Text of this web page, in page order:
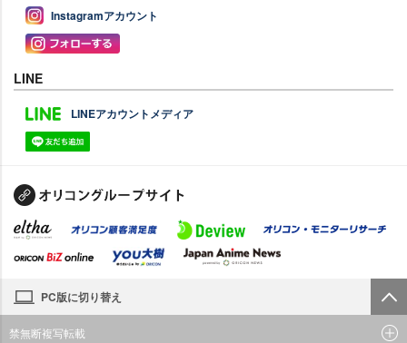
Instagramアカウント
LINE
LINEアカウントメディア
PC版に切り替え
禁無断複写転載